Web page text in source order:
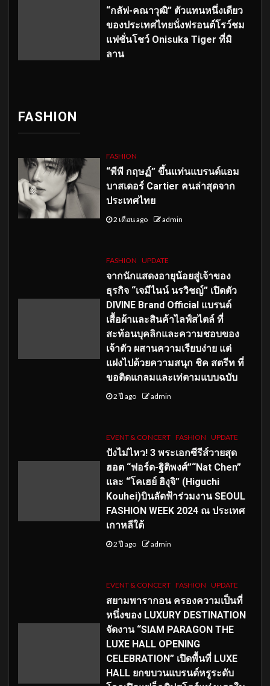
“กลัฟ-คณาวุฒิ” ตัวแทนหนึ่งเดียว
ของประเทศไทยนั่งฟรอนต์โรว์ชม
แฟชั่นโชว์ Onisuka Tiger ที่มิ
ลาน
FASHION
FASHION
“พีพี กฤษฏ์” ขึ้นแท่นแบรนด์แอม
บาสเดอร์ Cartier คนล่าสุดจาก
ประเทศไทย
2 เดือน ago admin
FASHION UPDATE
จากนักแสดงอายุน้อยสู่เจ้าของ
ธุรกิจ “เจมีไนน์ นรวิชญ์” เปิดตัว
DIVINE Brand Official แบรนด์
เสื้อผ้าและสินค้าไลฟ์สไตล์ ที่
สะท้อนบุคลิกและความชอบของ
เจ้าตัว ผสานความเรียบง่าย แต่
แฝงไปด้วยความสนุก ชิค สตรีท ที่
ขอติดแกลมและเท่ตามแบบฉบับ
2 ปี ago admin
EVENT & CONCERT FASHION UPDATE
ปังไม่ไหว! 3 พระเอกซีรีส์วายสุด
ฮอต “ฟอร์ด-ฐิติพงศ์”“Nat Chen”
และ “โคเฮย์ ฮิงุจิ” (Higuchi
Kouhei)บินลัดฟ้าร่วมงาน SEOUL
FASHION WEEK 2024 ณ ประเทศ
เกาหลีใต้
2 ปี ago admin
EVENT & CONCERT FASHION UPDATE
สยามพารากอน ครองความเป็นที่
หนึ่งของ LUXURY DESTINATION
จัดงาน “SIAM PARAGON THE
LUXE HALL OPENING
CELEBRATION” เปิดพื้นที่ LUXE
HALL ยกขบวนแบรนด์หรูระดับ